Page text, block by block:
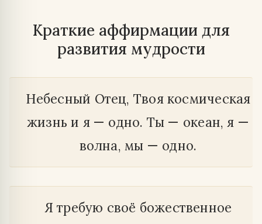
Краткие аффирмации для
развития мудрости
Небесный Отец, Твоя космическая
жизнь и я — одно. Ты — океан, я —
волна, мы — одно.
Я требую своё божественное